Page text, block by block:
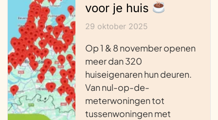
voor je huis
29 oktober 2025
Op 1 & 8 november openen
meer dan 320
huiseigenaren hun deuren.
Van nul-op-de-
meterwoningen tot
tussenwoningen met